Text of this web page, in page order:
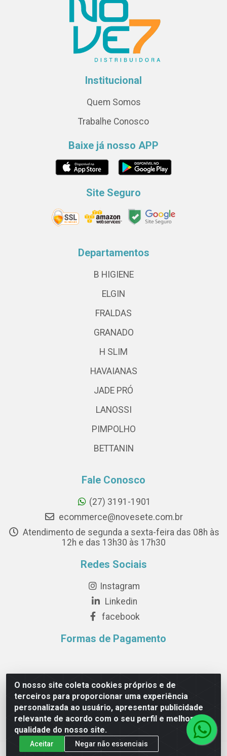
O nosso site coleta cookies próprios e de
terceiros para proporcionar uma experiência
personalizada ao usuário, apresentar publicidade
relevante de acordo com o seu perfil e melhorar a
qualidade do nosso site.
Aceitar
Negar não essenciais
Institucional
Quem Somos
Trabalhe Conosco
Baixe já nosso APP
Site Seguro
Departamentos
B HIGIENE
ELGIN
FRALDAS
GRANADO
H SLIM
HAVAIANAS
JADE PRÓ
LANOSSI
PIMPOLHO
BETTANIN
Fale Conosco
(27) 3191-1901
ecommerce@novesete.com.br
Atendimento de segunda a sexta-feira das 08h às
12h e das 13h30 às 17h30
Redes Sociais
Instagram
Linkedin
facebook
Formas de Pagamento
Novesete Distribuidora LTDA - Avenida Setecentos, S/N,
Terminal Intermodal da Serra, Serra/ES - CEP 29161-414 -
CNPJ 29.479.604/0001-44